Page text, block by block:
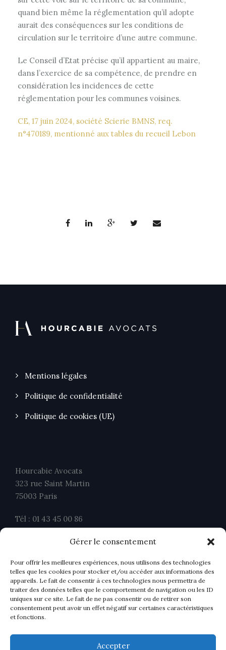
Gérer le consentement
Pour offrir les meilleures expériences, nous utilisons des technologies
telles que les cookies pour stocker et/ou accéder aux informations des
appareils. Le fait de consentir à ces technologies nous permettra de
traiter des données telles que le comportement de navigation ou les ID
uniques sur ce site. Le fait de ne pas consentir ou de retirer son
consentement peut avoir un effet négatif sur certaines caractéristiques
et fonctions.
Accepter
quand bien même la réglementation qu’il adopte
aurait des conséquences sur les conditions de
circulation sur le territoire d’une autre commune.
Le Conseil d’Etat précise qu’il appartient au maire,
dans l’exercice de sa compétence, de prendre en
considération les incidences de cette
réglementation pour les communes voisines.
CE, 17 juin 2024, société Scierie BMNS, req.
n°470189, mentionné aux tables du recueil Lebon
Mentions légales
Politique de confidentialité
Politique de cookies (UE)
Hourcabie Avocats
323 rue Saint Martin
75003 Paris
Tél : 01 43 45 00 86
contact@ahavocats.fr